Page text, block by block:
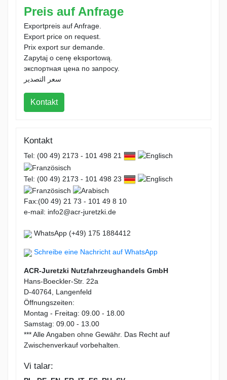
Preis auf Anfrage
Exportpreis auf Anfrage.
Export price on request.
Prix export sur demande.
Zapytaj o cenę eksportową.
экспортная цена по запросу.
سعر التصدير
Kontakt
Kontakt
Tel: (00 49) 2173 - 101 498 21
Tel: (00 49) 2173 - 101 498 23
Fax:(00 49) 21 73 - 101 49 8 10
e-mail: info2@acr-juretzki.de
WhatsApp (+49) 175 1884412
Schreibe eine Nachricht auf WhatsApp
ACR-Juretzki Nutzfahrzeughandels GmbH
Hans-Boeckler-Str. 22a
D-40764, Langenfeld
Öffnungszeiten:
Montag - Freitag: 09.00 - 18.00
Samstag: 09.00 - 13.00
*** Alle Angaben ohne Gewähr. Das Recht auf
Zwischenverkauf vorbehalten.
Vi talar: